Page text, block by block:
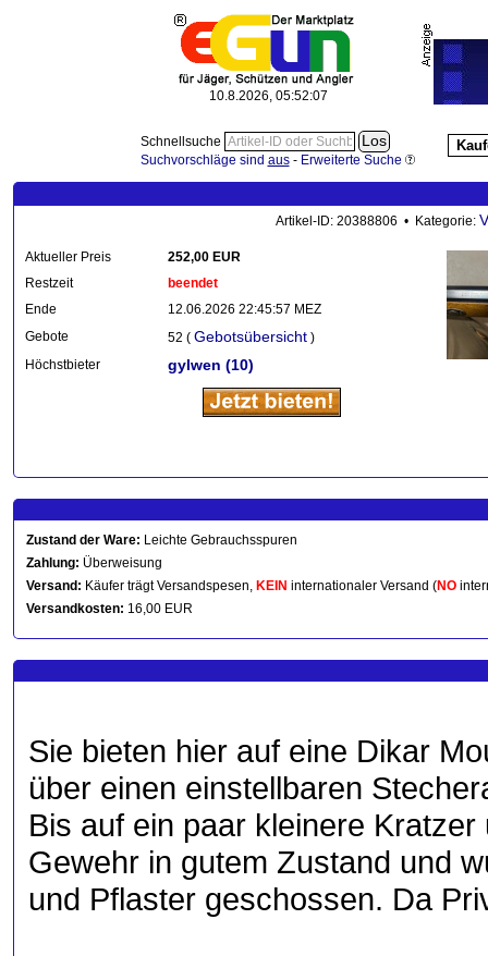
10.8.2026, 05:52:08
Schnellsuche
Suchvorschläge sind aus- Erweiterte Suche
Artikel-ID: 20388806 • Kategorie:
Aktueller Preis
252,00 EUR
Restzeit
beendet
Ende
12.06.2026 22:45:57 MEZ
Gebote
52 ( Gebotsübersicht )
Höchstbieter
gylwen (10)
Zustand der Ware: Leichte Gebrauchsspuren
Zahlung: Überweisung
Versand: Käufer trägt Versandspesen, KEIN internationaler Versand (NO
Versandkosten: 16,00 EUR
Sie bieten hier auf eine Dikar
über einen einstellbaren
Bis auf ein paar kleinere
Gewehr in gutem Zustand und
und Pflaster geschossen. Da